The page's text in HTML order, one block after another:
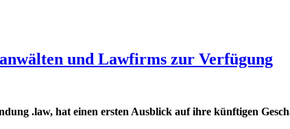
und Lawfirms zur Verfügung
.law, hat einen ersten Ausblick auf ihre künftigen